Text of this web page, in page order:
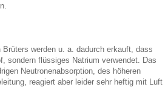
werden u. a. dadurch erkauft, dass
sondern flüssiges Natrium verwendet. Das
Neutronenabsorption, des höheren
reagiert aber leider sehr heftig mit Luft